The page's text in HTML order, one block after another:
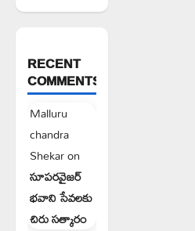
RECENT
COMMENTS
Malluru
chandra
Shekaron
సూపరవైజర్
భవాని సేవలకు
చిరు సత్కారం